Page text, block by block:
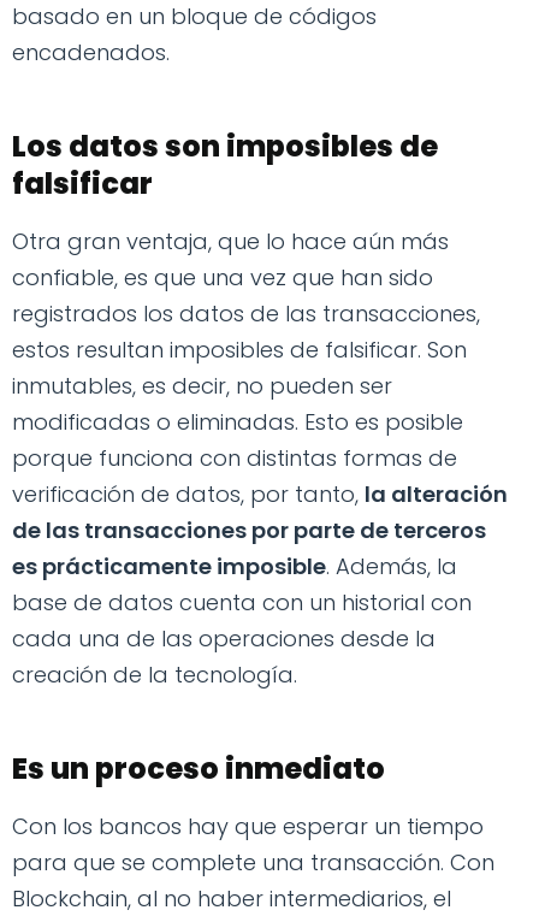
basado en un bloque de códigos
encadenados.
Los datos son imposibles de
falsificar
Otra gran ventaja, que lo hace aún más
confiable, es que una vez que han sido
registrados los datos de las transacciones,
estos resultan imposibles de falsificar. Son
inmutables, es decir, no pueden ser
modificadas o eliminadas. Esto es posible
porque funciona con distintas formas de
verificación de datos, por tanto, la alteración
de las transacciones por parte de terceros
es prácticamente imposible. Además, la
base de datos cuenta con un historial con
cada una de las operaciones desde la
creación de la tecnología.
Es un proceso inmediato
Con los bancos hay que esperar un tiempo
para que se complete una transacción. Con
Blockchain, al no haber intermediarios, el